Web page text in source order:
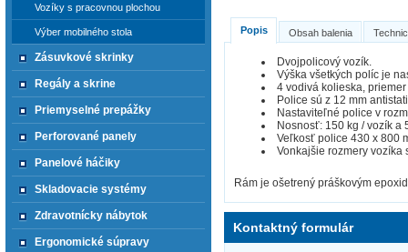
Popis Obsah balenia
Dvojpolicový vozík.
Výška všetkých políc je
4 vodivá kolieska,
Police sú z 12 mm
Nastaviteľné police v
Nosnosť: 150 kg / vozík a
Veľkosť police 430 x 800
Vonkajšie rozmery vozíka
Rám je ošetrený práškovým
Kontaktný formulár
Vozíky s pracovnou plochou
Výber mobilného stola
Zásuvkové skrinky
Regály a skrine
Priemyselné prepážky
Perforované panely
Panelové háčiky
Skladovacie systémy
Zdravotnícky nábytok
Ergonomické súpravy